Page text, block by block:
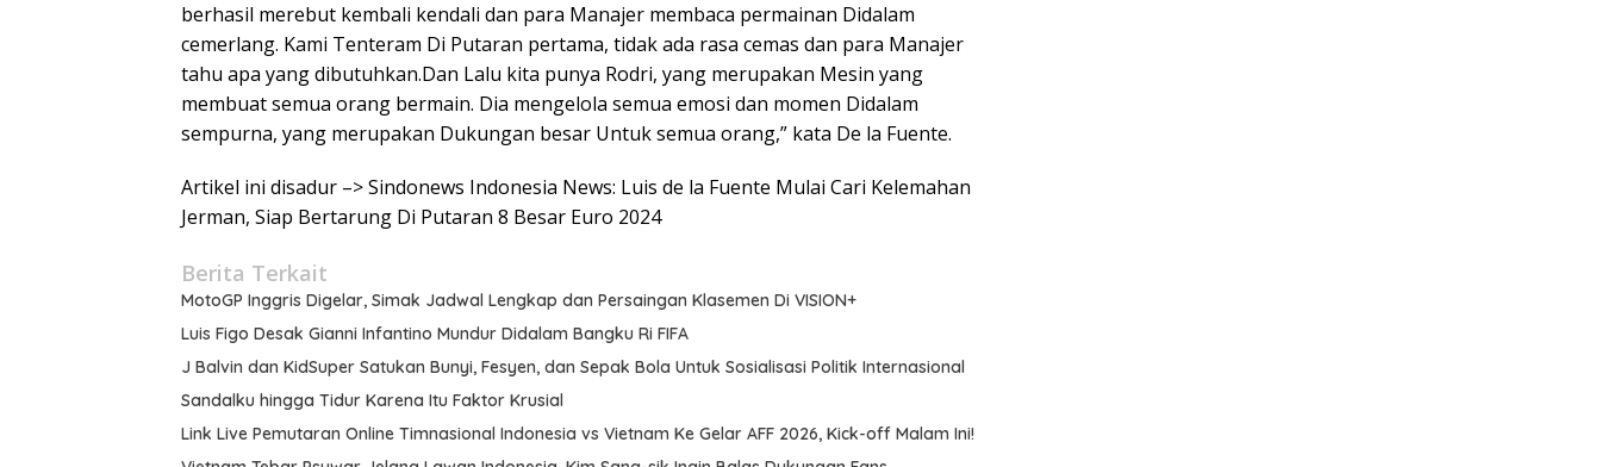
berhasil merebut kembali kendali dan para Manajer membaca permainan Didalam
cemerlang. Kami Tenteram Di Putaran pertama, tidak ada rasa cemas dan para Manajer
tahu apa yang dibutuhkan.Dan Lalu kita punya Rodri, yang merupakan Mesin yang
membuat semua orang bermain. Dia mengelola semua emosi dan momen Didalam
sempurna, yang merupakan Dukungan besar Untuk semua orang,” kata De la Fuente.
Artikel ini disadur –> Sindonews Indonesia News: Luis de la Fuente Mulai Cari Kelemahan
Jerman, Siap Bertarung Di Putaran 8 Besar Euro 2024
Berita Terkait
MotoGP Inggris Digelar, Simak Jadwal Lengkap dan Persaingan Klasemen Di VISION+
Luis Figo Desak Gianni Infantino Mundur Didalam Bangku Ri FIFA
J Balvin dan KidSuper Satukan Bunyi, Fesyen, dan Sepak Bola Untuk Sosialisasi Politik Internasional
Sandalku hingga Tidur Karena Itu Faktor Krusial
Link Live Pemutaran Online Timnasional Indonesia vs Vietnam Ke Gelar AFF 2026, Kick-off Malam Ini!